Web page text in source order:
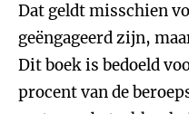
Dat geldt misschien
geëngageerd zijn,
Dit boek is bedoeld
procent van de